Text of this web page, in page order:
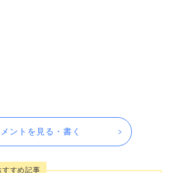
ントを見る・書く
すめ記事